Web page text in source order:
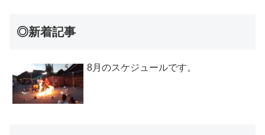
◎新着記事
8月のスケジュールです。